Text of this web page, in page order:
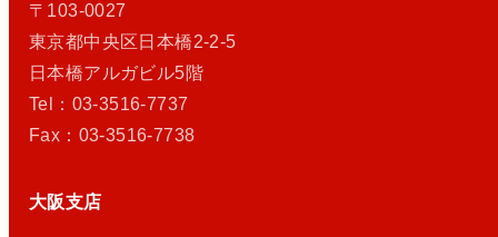
〒103-0027
東京都中央区日本橋2-2-5
日本橋アルガビル5階
Tel：03-3516-7737
Fax：03-3516-7738
大阪支店